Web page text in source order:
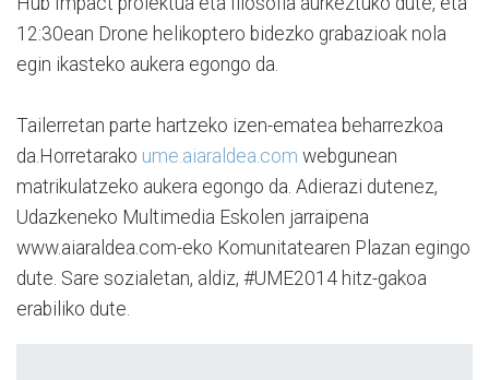
12:30ean Drone helikoptero bidezko grabazioak nola
egin ikasteko aukera egongo da.
Tailerretan parte hartzeko izen-ematea beharrezkoa
da.Horretarako ume.aiaraldea.com webgunean
matrikulatzeko aukera egongo da. Adierazi dutenez,
Udazkeneko Multimedia Eskolen jarraipena
www.aiaraldea.com-eko Komunitatearen Plazan egingo
dute. Sare sozialetan, aldiz, #UME2014 hitz-gakoa
erabiliko dute.